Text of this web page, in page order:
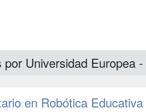
Universidad Europea
en Robótica Educativa